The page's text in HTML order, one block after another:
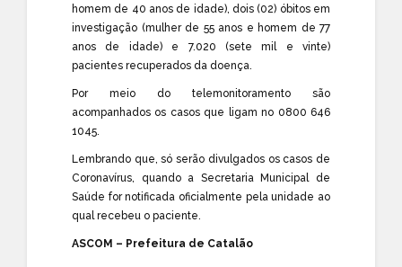
homem de 40 anos de idade), dois (02) óbitos em
investigação (mulher de 55 anos e homem de 77
anos de idade) e 7.020 (sete mil e vinte)
pacientes recuperados da doença.
Por meio do telemonitoramento são
acompanhados os casos que ligam no 0800 646
1045.
Lembrando que, só serão divulgados os casos de
Coronavírus, quando a Secretaria Municipal de
Saúde for notificada oficialmente pela unidade ao
qual recebeu o paciente.
ASCOM – Prefeitura de Catalão